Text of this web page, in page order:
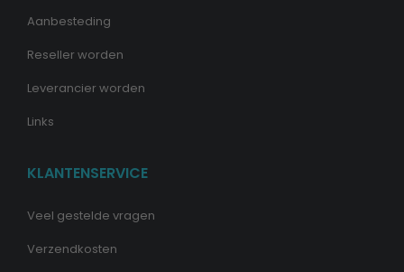
Aanbesteding
Reseller worden
Leverancier worden
Links
KLANTENSERVICE
Veel gestelde vragen
Verzendkosten